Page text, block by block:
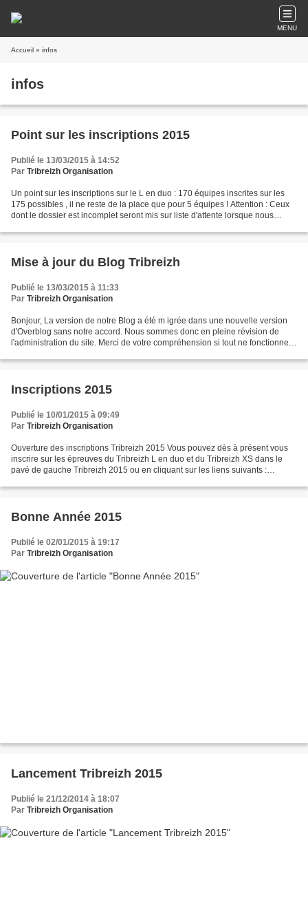
MENU
Accueil » infos
infos
Point sur les inscriptions 2015
Publié le 13/03/2015 à 14:52
Par Tribreizh Organisation
Un point sur les inscriptions sur le L en duo : 170 équipes inscrites sur les
175 possibles , il ne reste de la place que pour 5 équipes ! Attention : Ceux
dont le dossier est incomplet seront mis sur liste d'attente lorsque nous
Mise à jour du Blog Tribreizh
Publié le 13/03/2015 à 11:33
Par Tribreizh Organisation
Bonjour, La version de notre Blog a été m igrée dans une nouvelle version
d'Overblog sans notre accord. Nous sommes donc en pleine révision de
l'administration du site. Merci de votre compréhension si tout ne fonctionne
Inscriptions 2015
Publié le 10/01/2015 à 09:49
Par Tribreizh Organisation
Ouverture des inscriptions Tribreizh 2015 Vous pouvez dès à présent vous
inscrire sur les épreuves du Tribreizh L en duo et du Tribreizh XS dans le
pavé de gauche Tribreizh 2015 ou en cliquant sur les liens suivants :
Bonne Année 2015
Publié le 02/01/2015 à 19:17
Par Tribreizh Organisation
Lancement Tribreizh 2015
Publié le 21/12/2014 à 18:07
Par Tribreizh Organisation